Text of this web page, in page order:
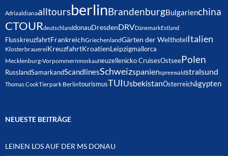
AdriaaldianaalltoursberlinBrandenburgBulgarienchina
CTOURdeutschlanddonauDresdenDRVDänemarkEstland
FlusskreuzfahrtFrankreichGriechenlandGärten der Welthotel Italien
KlosterbrauereiKreuzfahrtKroatienLeipzigmallorca
Mecklenburg-Vorpommernmoskauneuzellenicko CruisesOstseePolen
RusslandSamarkandScandlinesSchweizspanienspreewaldstralsund
Thomas CookTierpark BerlintourismusTUIUsbekistanÖsterreichägypten
NEUESTE BEITRÄGE
LEINEN LOS AUF DER MS DONAU